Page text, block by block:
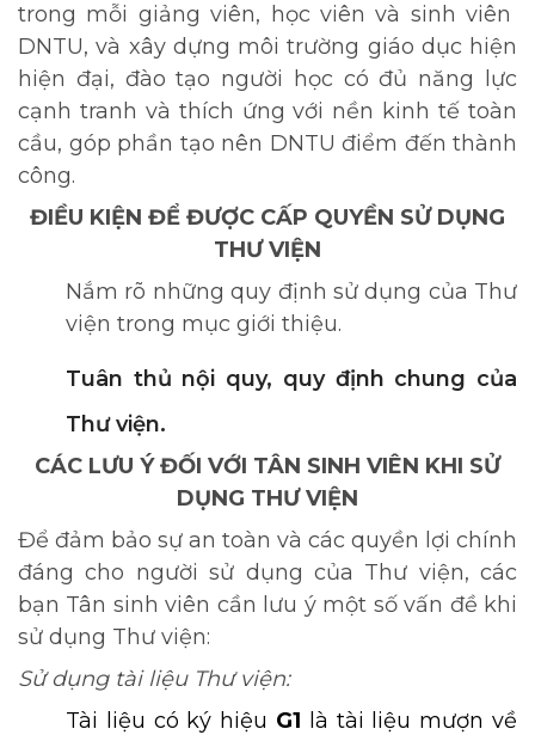
trong mỗi giảng viên, học viên và sinh viên
DNTU, và xây dựng môi trường giáo dục hiện
hiện đại, đào tạo người học có đủ năng lực
cạnh tranh và thích ứng với nền kinh tế toàn
cầu, góp phần tạo nên DNTU điểm đến thành
công.
ĐIỀU KIỆN ĐỂ ĐƯỢC CẤP QUYỀN SỬ DỤNG
THƯ VIỆN
Nắm rõ những quy định sử dụng của Thư
viện trong mục giới thiệu.
Tuân thủ nội quy, quy định chung của
Thư viện.
CÁC LƯU Ý ĐỐI VỚI TÂN SINH VIÊN KHI SỬ
DỤNG THƯ VIỆN
Để đảm bảo sự an toàn và các quyền lợi chính
đáng cho người sử dụng của Thư viện, các
bạn Tân sinh viên cần lưu ý một số vấn đề khi
sử dụng Thư viện:
Sử dụng tài liệu Thư viện:
Tài liệu có ký hiệu G1 là tài liệu mượn về